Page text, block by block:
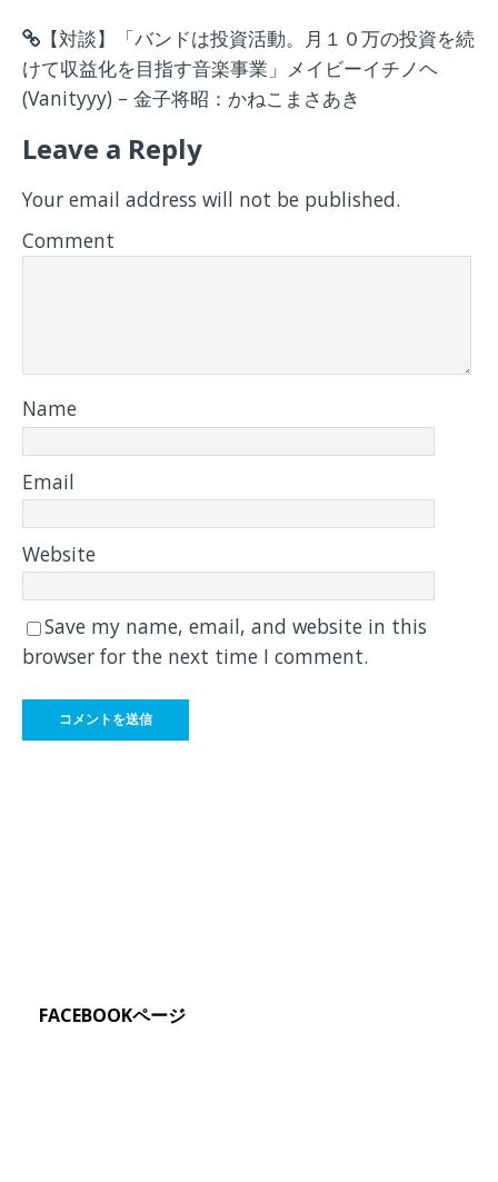
【対談】「バンドは投資活動。月１０万の投資を続
けて収益化を目指す音楽事業」メイビーイチノヘ
(Vanityyy) – 金子将昭：かねこまさあき
Leave a Reply
Your email address will not be published.
Comment
Name
Email
Website
Save my name, email, and website in this
browser for the next time I comment.
FACEBOOKページ